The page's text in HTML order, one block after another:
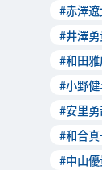
#赤澤
#井澤
#和田
#小野
#安里
#和合
#中山